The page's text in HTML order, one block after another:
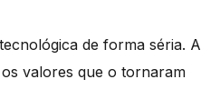
de forma séria. A
valores que o tornaram